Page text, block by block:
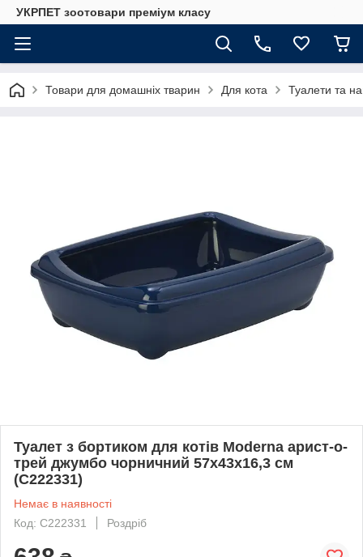
УКРПЕТ зоотовари преміум класу
Товари для домашніх тварин Для кота Туалети та
Туалет з бортиком для котів Moderna арист-о-
трей джумбо чорничний 57х43х16,3 см
(C222331)
Немає в наявності
Код: C222331
Роздріб